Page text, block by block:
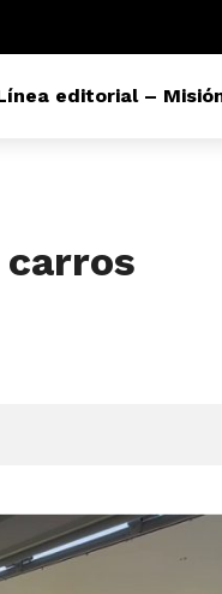
editorial –